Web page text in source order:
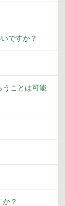
ですか？
うことは可能
？